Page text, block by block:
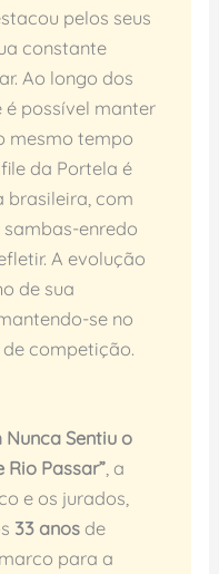
pelos seus
constante
Ao longo dos
é possível manter
mesmo tempo
da Portela é
brasileira, com
enredo
A evolução
de sua
se no
competição.
Nunca Sentiu o
Rio Passar”, a
e os jurados,
33 anosde
para a